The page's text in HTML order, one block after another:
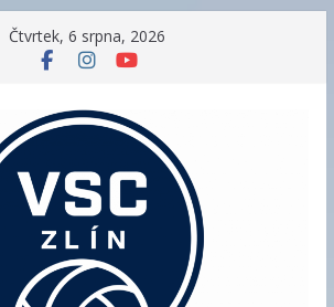
Čtvrtek, 6 srpna, 2026